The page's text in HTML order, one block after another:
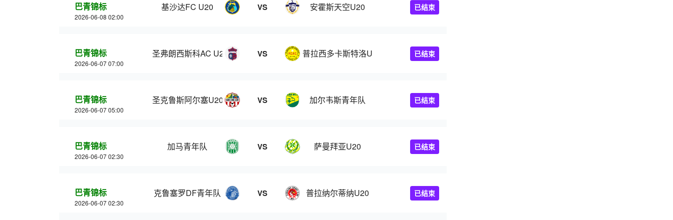
巴青锦标
2026-06-08 02:00
基沙达FC U20 VS 安霍斯天空U20 已结束
巴青锦标
2026-06-07 07:00
圣弗朗西斯科AC U20 VS 普拉西多卡斯特洛U20 已结束
巴青锦标
2026-06-07 05:00
圣克鲁斯阿尔塞U20 VS 加尔韦斯青年队 已结束
巴青锦标
2026-06-07 02:30
加马青年队 VS 萨曼拜亚U20 已结束
巴青锦标
2026-06-07 02:30
克鲁塞罗DF青年队 VS 普拉纳尔蒂纳U20 已结束